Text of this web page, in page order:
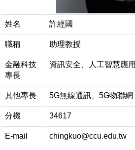
姓名 許經國
職稱 助理教授
金融科技
專長
資訊安全、人工智慧應用
其他專長 5G無線通訊、5G物聯網
分機 34617
E-mail chingkuo@ccu.edu.tw